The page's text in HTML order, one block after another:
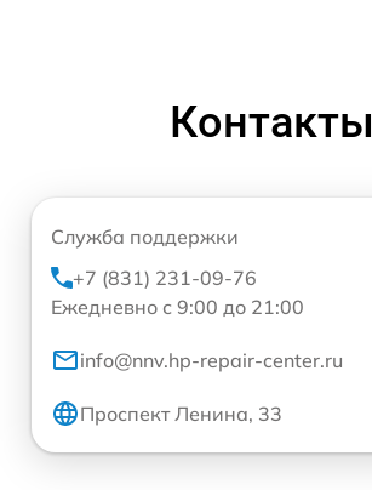
Контакты
Служба поддержки
+7 (831) 231-09-76
Ежедневно с 9:00 до 21:00
info@nnv.hp-repair-center.ru
Проспект Ленина, 33